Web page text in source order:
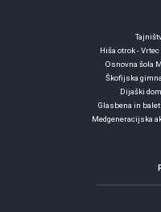
Hiša otrok -
Osnovna šola
Škofijska
Dijaški
Glasbena in
Medgeneracijska